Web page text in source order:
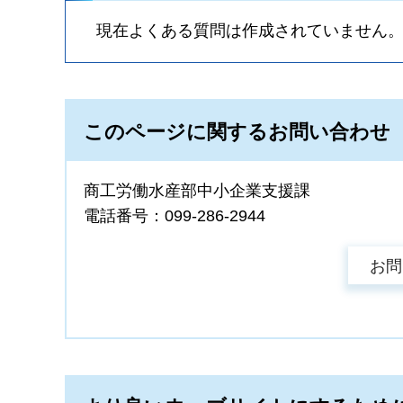
現在よくある質問は作成されていません。
このページに関するお問い合わせ
商工労働水産部中小企業支援課
電話番号：099-286-2944